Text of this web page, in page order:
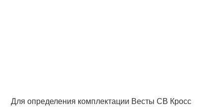
Для определения комплектации Весты СВ Кросс